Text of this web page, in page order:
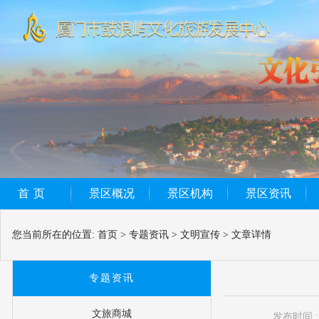
首页 景区概况 景区机构 景区资讯
您当前所在的位置: 首页 > 专题资讯 > 文明宣传 > 文章详情
专题资讯
文旅商城 发布时间